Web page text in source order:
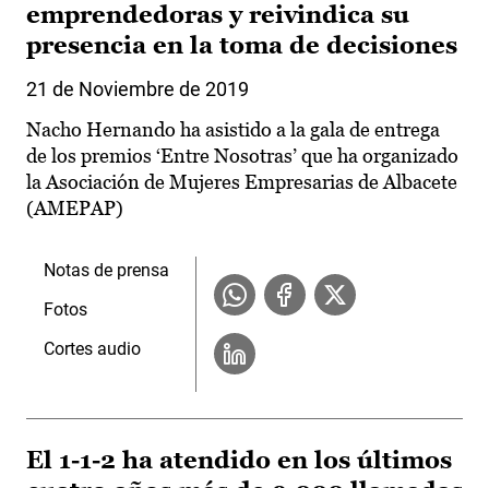
emprendedoras y reivindica su
presencia en la toma de decisiones
21 de Noviembre de 2019
Nacho Hernando ha asistido a la gala de entrega
de los premios ‘Entre Nosotras’ que ha organizado
la Asociación de Mujeres Empresarias de Albacete
(AMEPAP)
Notas de prensa
Fotos
Cortes audio
El 1-1-2 ha atendido en los últimos